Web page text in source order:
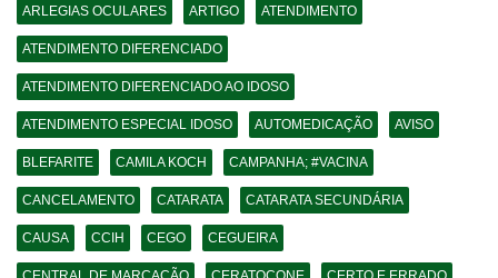
ARLEGIAS OCULARES ARTIGO ATENDIMENTO
ATENDIMENTO DIFERENCIADO
ATENDIMENTO DIFERENCIADO AO IDOSO
ATENDIMENTO ESPECIAL IDOSO AUTOMEDICAÇÃO AVISO
BLEFARITE CAMILA KOCH CAMPANHA; #VACINA
CANCELAMENTO CATARATA CATARATA SECUNDÁRIA
CAUSA CCIH CEGO CEGUEIRA